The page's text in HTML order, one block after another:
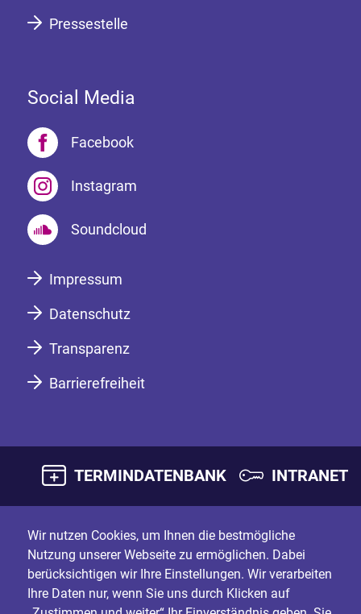
Pressestelle
Social Media
Facebook
Instagram
Soundcloud
Impressum
Datenschutz
Transparenz
Barrierefreiheit
TERMINDATENBANK INTRANET
Wir nutzen Cookies, um Ihnen die bestmögliche
Nutzung unserer Webseite zu ermöglichen. Dabei
berücksichtigen wir Ihre Einstellungen. Wir verarbeiten
Ihre Daten nur, wenn Sie uns durch Klicken auf